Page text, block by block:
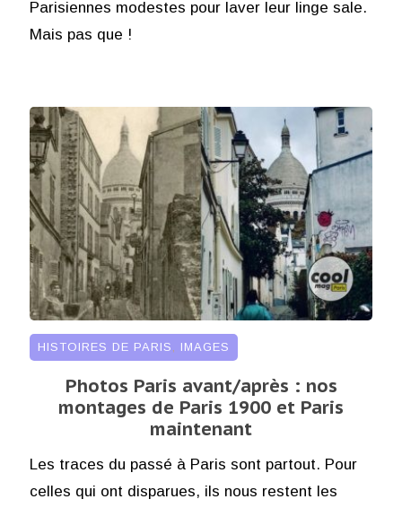
Parisiennes modestes pour laver leur linge sale.
Mais pas que !
HISTOIRES DE PARIS IMAGES
Photos Paris avant/après : nos
montages de Paris 1900 et Paris
maintenant
Les traces du passé à Paris sont partout. Pour
celles qui ont disparues, ils nous restent les